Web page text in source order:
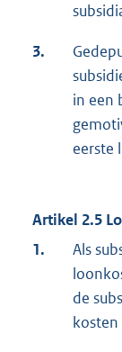
3.
in een
eerste
Artikel 2.5
1.
Als
de